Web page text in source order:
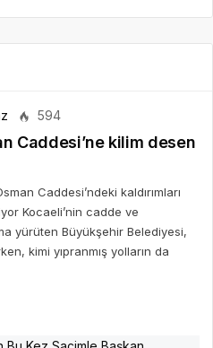
594
Caddesi’ne kilim desen
Caddesi’ndeki kaldırımları
Kocaeli’nin cadde ve
yürüten Büyükşehir Belediyesi,
kimi yıpranmış yolların da